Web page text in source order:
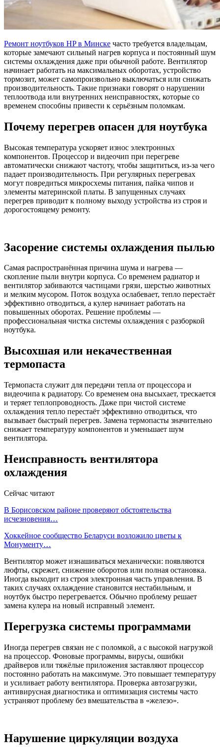
Ремонт ноутбуков HP в Минске часто требуется владельцам,
которые замечают сильный нагрев корпуса и постоянный шум
системы охлаждения даже при обычной работе. Вентилятор
начинает работать на максимальных оборотах, устройство
тормозит, может самопроизвольно выключаться или снижать
производительность. Такие признаки говорят о нарушении
теплоотвода или внутренних неисправностях, которые со
временем способны привести к серьёзным поломкам.
Почему перегрев опасен для ноутбука
Высокая температура ускоряет износ электронных
компонентов. Процессор и видеочип при перегреве
автоматически снижают частоту, чтобы защититься, из-за чего
падает производительность. При регулярных перегревах
могут повредиться микросхемы питания, пайка чипов и
элементы материнской платы. В запущенных случаях
перегрев приводит к полному выходу устройства из строя и
дорогостоящему ремонту.
Засорение системы охлаждения пылью
Самая распространённая причина шума и нагрева —
скопление пыли внутри корпуса. Со временем радиатор и
вентилятор забиваются частицами грязи, шерстью животных
и мелким мусором. Поток воздуха ослабевает, тепло перестаёт
эффективно отводиться, а кулер начинает работать на
повышенных оборотах. Решение проблемы —
профессиональная чистка системы охлаждения с разборкой
ноутбука.
Высохшая или некачественная
термопаста
Термопаста служит для передачи тепла от процессора и
видеочипа к радиатору. Со временем она высыхает, трескается
и теряет теплопроводность. Даже при чистой системе
охлаждения тепло перестаёт эффективно отводиться, что
вызывает быстрый перегрев. Замена термопасты значительно
снижает температуру компонентов и уменьшает шум
вентилятора.
Неисправность вентилятора
охлаждения
Сейчас читают
В Борисовском районе проверяют обстоятельства
исчезновения…
Хоккейное сообщество Беларуси возложило цветы к
Монументу…
Вентилятор может изнашиваться механически: появляются
люфты, скрежет, снижение оборотов или полная остановка.
Иногда выходит из строя электронная часть управления. В
таких случаях охлаждение становится нестабильным, и
ноутбук быстро перегревается. Обычно проблему решает
замена кулера на новый исправный элемент.
Перегрузка системы программами
Иногда перегрев связан не с поломкой, а с высокой нагрузкой
на процессор. Фоновые программы, вирусы, ошибки
драйверов или тяжёлые приложения заставляют процессор
постоянно работать на максимуме. Это повышает температуру
и усиливает работу вентилятора. Проверка автозагрузки,
антивирусная диагностика и оптимизация системы часто
устраняют проблему без вмешательства в «железо».
Нарушение циркуляции воздуха